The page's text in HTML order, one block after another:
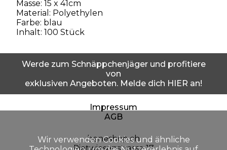
Masse: 15 x 41cm
Material: Polyethylen
Farbe: blau
Inhalt: 100 Stück
Werde zum Schnäppchenjäger und profitiere
von
exklusiven Angeboten. Melde dich HIER an!
Impressum
AGB
beneshop.ch
Wir verwenden Cookies und ähnliche